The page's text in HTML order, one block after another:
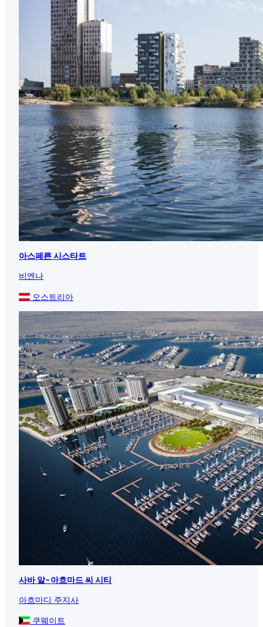
아스페른 시스타트
비엔나
오스트리아
사바 알-아흐마드 씨 시티
아흐마디 주지사
쿠웨이트